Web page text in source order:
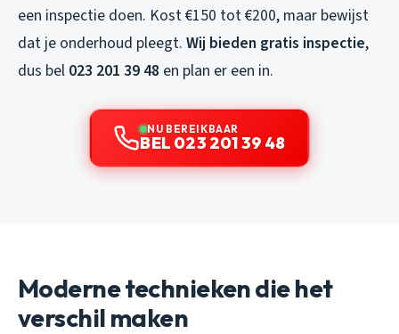
een inspectie doen. Kost €150 tot €200, maar bewijst
dat je onderhoud pleegt. Wij bieden gratis inspectie,
dus bel 023 201 39 48 en plan er een in.
NU BEREIKBAAR
BEL 023 201 39 48
Moderne technieken die het
verschil maken